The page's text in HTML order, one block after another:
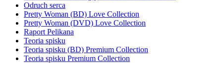
Odruch serca
Pretty Woman (BD) Love Collection
Pretty Woman (DVD) Love Collection
Raport Pelikana
Teoria spisku
Teoria spisku (BD) Premium Collection
Teoria spisku Premium Collection